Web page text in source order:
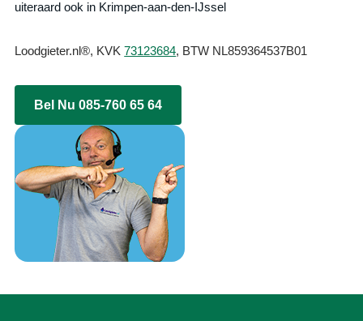
uiteraard ook in Krimpen-aan-den-IJssel
Loodgieter.nl®, KVK73123684, BTW NL859364537B01
Bel Nu 085-760 65 64